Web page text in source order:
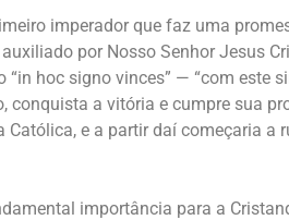
imperador que faz uma
por Nosso Senhor Jesus
“in hoc signo vinces” — “com este
conquista a vitória e cumpre sua
Católica, e a partir daí começaria a
importância para a